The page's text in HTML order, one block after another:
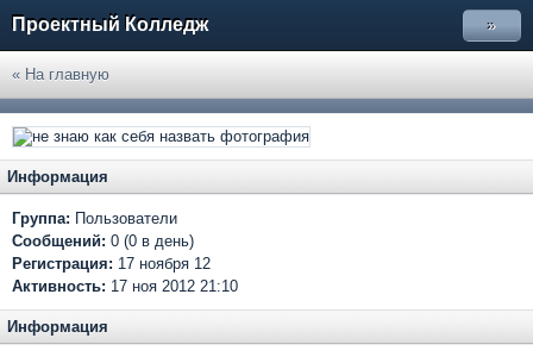
Проектный Колледж »
« На главную
Информация
Группа: Пользователи
Сообщений: 0 (0 в день)
Регистрация: 17 ноября 12
Активность: 17 ноя 2012 21:10
Информация